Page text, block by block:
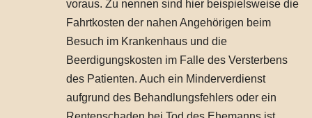
voraus. Zu nennen sind hier beispielsweise die
Fahrtkosten der nahen Angehörigen beim
Besuch im Krankenhaus und die
Beerdigungskosten im Falle des Versterbens
des Patienten. Auch ein Minderverdienst
aufgrund des Behandlungsfehlers oder ein